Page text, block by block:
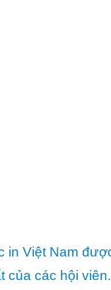
in Việt Nam
của các hội